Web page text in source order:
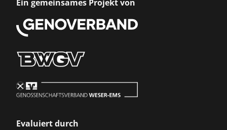
Ein gemeinsames Projekt von
Evaluiert durch